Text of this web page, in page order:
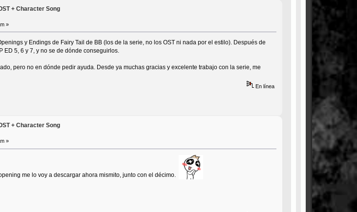
+ Character Song
»
y Endings de Fairy Tail de BB (los de la serie, no los OST ni nada por el estilo). Después de
ED 5, 6 y 7, y no se de dónde conseguirlos.
pero no en dónde pedir ayuda. Desde ya muchas gracias y excelente trabajo con la serie, me
En línea
+ Character Song
»
me lo voy a descargar ahora mismito, junto con el décimo.